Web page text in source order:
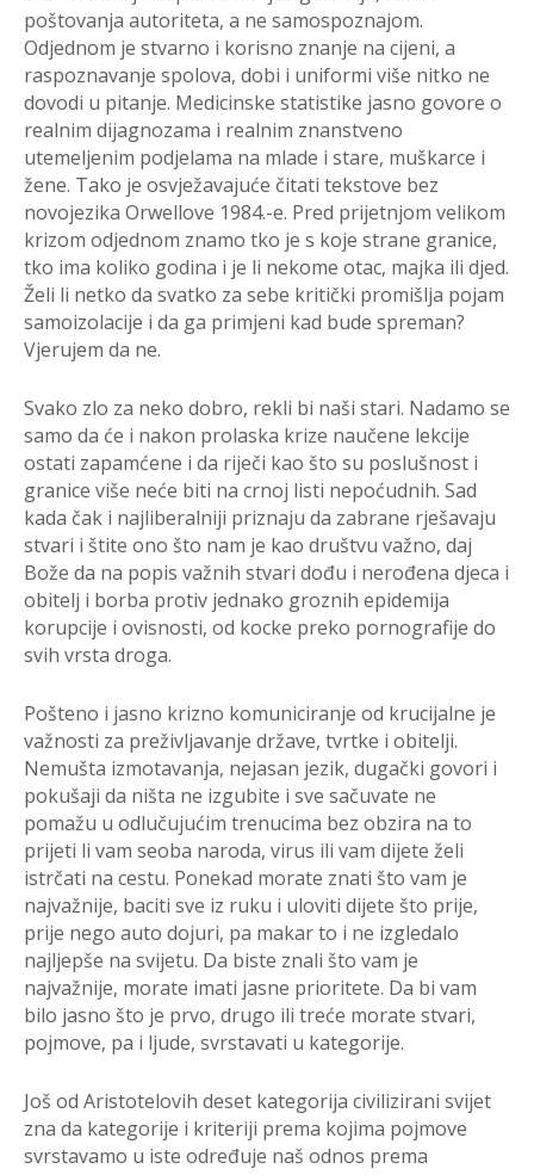
poštovanja autoriteta, a ne samospoznajom.
Odjednom je stvarno i korisno znanje na cijeni, a
raspoznavanje spolova, dobi i uniformi više nitko ne
dovodi u pitanje. Medicinske statistike jasno govore o
realnim dijagnozama i realnim znanstveno
utemeljenim podjelama na mlade i stare, muškarce i
žene. Tako je osvježavajuće čitati tekstove bez
novojezika Orwellove 1984.-e. Pred prijetnjom velikom
krizom odjednom znamo tko je s koje strane granice,
tko ima koliko godina i je li nekome otac, majka ili djed.
Želi li netko da svatko za sebe kritički promišlja pojam
samoizolacije i da ga primjeni kad bude spreman?
Vjerujem da ne.
Svako zlo za neko dobro, rekli bi naši stari. Nadamo se
samo da će i nakon prolaska krize naučene lekcije
ostati zapamćene i da riječi kao što su poslušnost i
granice više neće biti na crnoj listi nepoćudnih. Sad
kada čak i najliberalniji priznaju da zabrane rješavaju
stvari i štite ono što nam je kao društvu važno, daj
Bože da na popis važnih stvari dođu i nerođena djeca i
obitelj i borba protiv jednako groznih epidemija
korupcije i ovisnosti, od kocke preko pornografije do
svih vrsta droga.
Pošteno i jasno krizno komuniciranje od krucijalne je
važnosti za preživljavanje države, tvrtke i obitelji.
Nemušta izmotavanja, nejasan jezik, dugački govori i
pokušaji da ništa ne izgubite i sve sačuvate ne
pomažu u odlučujućim trenucima bez obzira na to
prijeti li vam seoba naroda, virus ili vam dijete želi
istrčati na cestu. Ponekad morate znati što vam je
najvažnije, baciti sve iz ruku i uloviti dijete što prije,
prije nego auto dojuri, pa makar to i ne izgledalo
najljepše na svijetu. Da biste znali što vam je
najvažnije, morate imati jasne prioritete. Da bi vam
bilo jasno što je prvo, drugo ili treće morate stvari,
pojmove, pa i ljude, svrstavati u kategorije.
Još od Aristotelovih deset kategorija civilizirani svijet
zna da kategorije i kriteriji prema kojima pojmove
svrstavamo u iste određuje naš odnos prema